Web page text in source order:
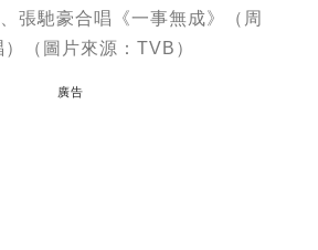
張馳豪合唱《一事無成》（周
（圖片來源：TVB）
廣告